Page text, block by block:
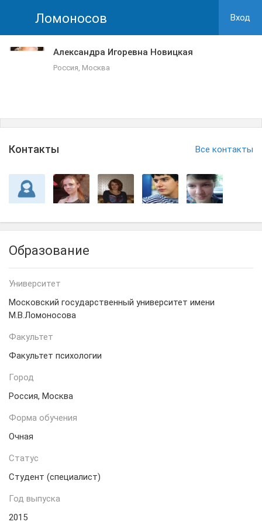
Ломоносов Вход
Александра Игоревна Новицкая
Россия, Москва
Контакты Все контакты
Образование
Университет
Московский государственный университет имени
М.В.Ломоносова
Факультет
Факультет психологии
Город
Россия, Москва
Форма обучения
Очная
Статус
Студент (специалист)
Год выпуска
2015